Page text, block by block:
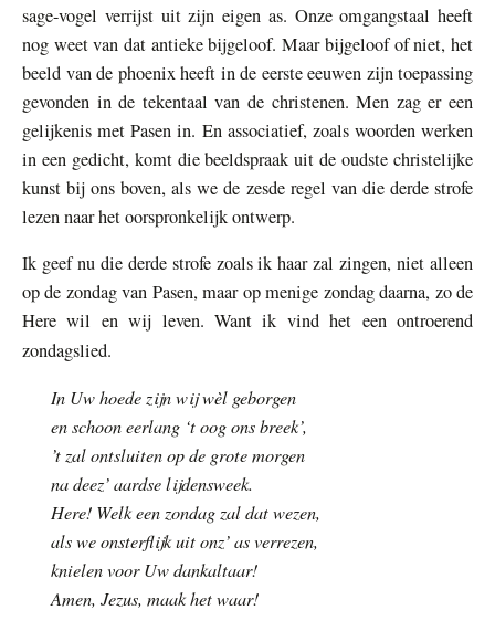
sage-vogel verrijst uit zijn eigen as. Onze omgangstaal heeft
nog weet van dat antieke bijgeloof. Maar bijgeloof of niet, het
beeld van de phoenix heeft in de eerste eeuwen zijn toepassing
gevonden in de tekentaal van de christenen. Men zag er een
gelijkenis met Pasen in. En associatief, zoals woorden werken
in een gedicht, komt die beeldspraak uit de oudste christelijke
kunst bij ons boven, als we de zesde regel van die derde strofe
lezen naar het oorspronkelijk ontwerp.
Ik geef nu die derde strofe zoals ik haar zal zingen, niet alleen
op de zondag van Pasen, maar op menige zondag daarna, zo de
Here wil en wij leven. Want ik vind het een ontroerend
zondagslied.
In Uw hoede zijn wij wèl geborgen
en schoon eerlang ‘t oog ons breek’,
’t zal ontsluiten op de grote morgen
na deez’ aardse lijdensweek.
Here! Welk een zondag zal dat wezen,
als we onsterflijk uit onz’ as verrezen,
knielen voor Uw dankaltaar!
Amen, Jezus, maak het waar!